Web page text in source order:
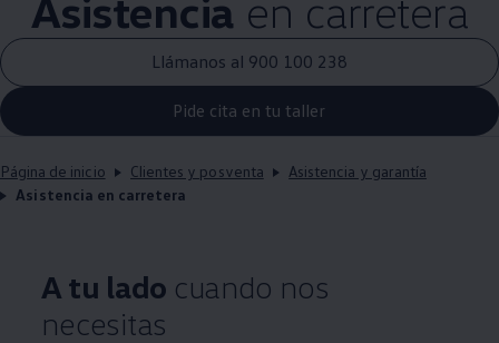
Llámanos al 900 100 238
Pide cita en tu taller
Página de inicio Clientes y posventa
Asistencia y garantía
Asistencia en carretera
A tu lado cuando nos
necesitas